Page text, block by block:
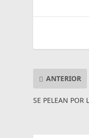
ANTERIOR
SE PELEAN POR